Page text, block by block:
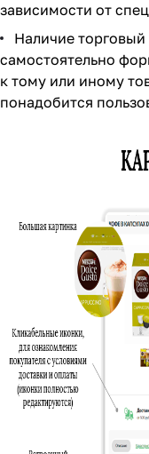
зависимости от
Наличие
самостоятельно
к тому или иному
понадобится